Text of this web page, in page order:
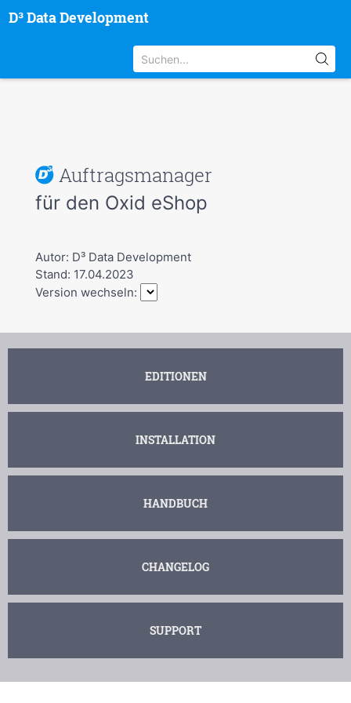
D³ Data Development
Auftragsmanager
für den Oxid eShop
Autor: D³ Data Development
Stand: 17.04.2023
Version wechseln:
EDITIONEN
INSTALLATION
HANDBUCH
CHANGELOG
SUPPORT